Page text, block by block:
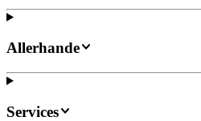
Allerhande
Services